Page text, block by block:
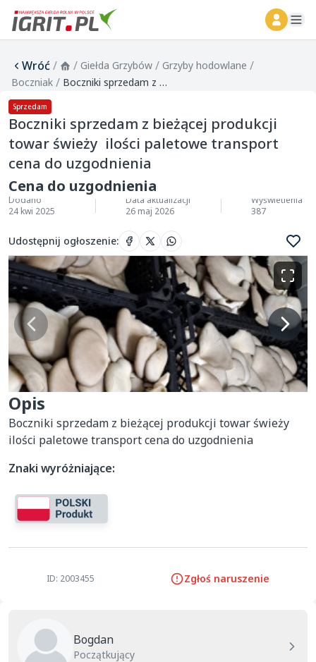
Wróć/ / Giełda Grzybów / Grzyby hodowlane /
Boczniak / Boczniki sprzedam z bieżącej produkcji towar świeży ilości paletowe transport cena do uzgodnienia
Sprzedam
Boczniki sprzedam z bieżącej produkcji
towar świeży ilości paletowe transport
cena do uzgodnienia
Cena do uzgodnienia
Dodano
24 kwi 2025
Data aktualizacji
26 maj 2026
Wyświetlenia
387
Udostępnij ogłoszenie:
Opis
Boczniki sprzedam z bieżącej produkcji towar świeży
ilości paletowe transport cena do uzgodnienia
Znaki wyróżniające:
ID: 2003455 Zgłoś naruszenie
Bogdan
Początkujący